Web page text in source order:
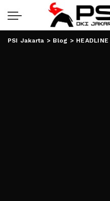
PSI Jakarta > Blog > HEADLINE